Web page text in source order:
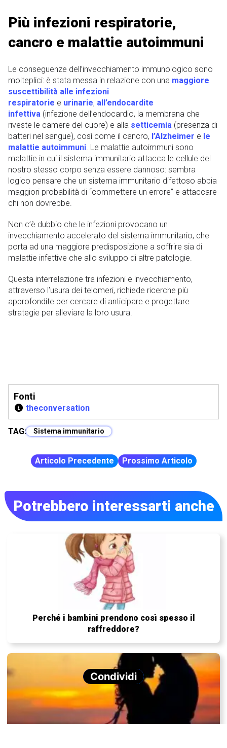
Più infezioni respiratorie,
cancro e malattie autoimmuni
Le conseguenze dell’invecchiamento immunologico sono
molteplici: è stata messa in relazione con una maggiore
suscettibilità alle infezioni
respiratorie e urinarie, all’endocardite
infettiva (infezione dell’endocardio, la membrana che
riveste le camere del cuore) e alla setticemia (presenza di
batteri nel sangue), così come il cancro, l’Alzheimer e le
malattie autoimmuni. Le malattie autoimmuni sono
malattie in cui il sistema immunitario attacca le cellule del
nostro stesso corpo senza essere dannoso: sembra
logico pensare che un sistema immunitario difettoso abbia
maggiori probabilità di “commettere un errore” e attaccare
chi non dovrebbe.
Non c’è dubbio che le infezioni provocano un
invecchiamento accelerato del sistema immunitario, che
porta ad una maggiore predisposizione a soffrire sia di
malattie infettive che allo sviluppo di altre patologie.
Questa interrelazione tra infezioni e invecchiamento,
attraverso l’usura dei telomeri, richiede ricerche più
approfondite per cercare di anticipare e progettare
strategie per alleviare la loro usura.
Fonti
theconversation
TAG: Sistema immunitario
Articolo Precedente Prossimo Articolo
Potrebbero interessarti anche
Perché i bambini prendono così spesso il
raffreddore?
Condividi